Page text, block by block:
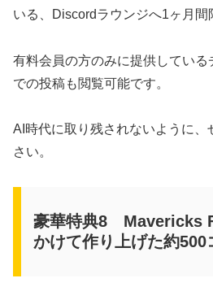
いる、Discordラウンジへ1ヶ月間
有料会員の方のみに提供している
での投稿も閲覧可能です。
AI時代に取り残されないように、
さい。
豪華特典8 Mavericks
かけて作り上げた約500